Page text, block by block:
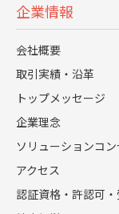
企業情報
会社概要
取引実績・沿革
トップメッセージ
企業理念
ソリューションコ
アクセス
認証資格・許認可
健康経営の
これらの課題に
し、従業員一人ひ
みを始める企業
ながら、リモート
を可能にするなど